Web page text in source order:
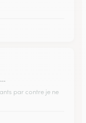
par contre je ne